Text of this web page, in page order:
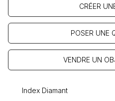
CRÉER
POSER UNE
VENDRE UN
Index Diamant